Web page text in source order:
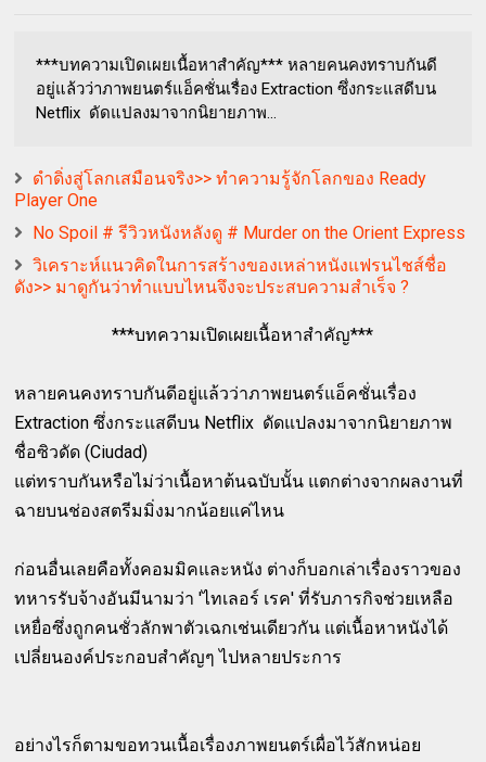
***บทความเปิดเผยเนื้อหาสำคัญ*** หลายคนคงทราบกันดี
อยู่แล้วว่าภาพยนตร์แอ็คชั่นเรื่อง Extraction ซึ่งกระแสดีบน
Netflix ดัดแปลงมาจากนิยายภาพ...
ดำดิ่งสู่โลกเสมือนจริง>> ทำความรู้จักโลกของ Ready
Player One
No Spoil # รีวิวหนังหลังดู # Murder on the Orient Express
วิเคราะห์แนวคิดในการสร้างของเหล่าหนังแฟรนไชส์ชื่อ
ดัง>> มาดูกันว่าทำแบบไหนจึงจะประสบความสำเร็จ ?
***บทความเปิดเผยเนื้อหาสำคัญ***
หลายคนคงทราบกันดีอยู่แล้วว่าภาพยนตร์แอ็คชั่นเรื่อง
Extraction ซึ่งกระแสดีบน Netflix ดัดแปลงมาจากนิยายภาพ
ชื่อซิวดัด (Ciudad)
แต่ทราบกันหรือไม่ว่าเนื้อหาต้นฉบับนั้น แตกต่างจากผลงานที่
ฉายบนช่องสตรีมมิ่งมากน้อยแค่ไหน
ก่อนอื่นเลยคือทั้งคอมมิคและหนัง ต่างก็บอกเล่าเรื่องราวของ
ทหารรับจ้างอันมีนามว่า 'ไทเลอร์ เรค' ที่รับภารกิจช่วยเหลือ
เหยื่อซึ่งถูกคนชั่วลักพาตัวเฉกเช่นเดียวกัน แต่เนื้อหาหนังได้
เปลี่ยนองค์ประกอบสำคัญๆ ไปหลายประการ
อย่างไรก็ตามขอทวนเนื้อเรื่องภาพยนตร์เผื่อไว้สักหน่อย